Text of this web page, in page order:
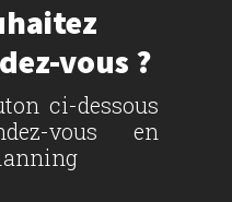
vous ?
ci-dessous
vous en